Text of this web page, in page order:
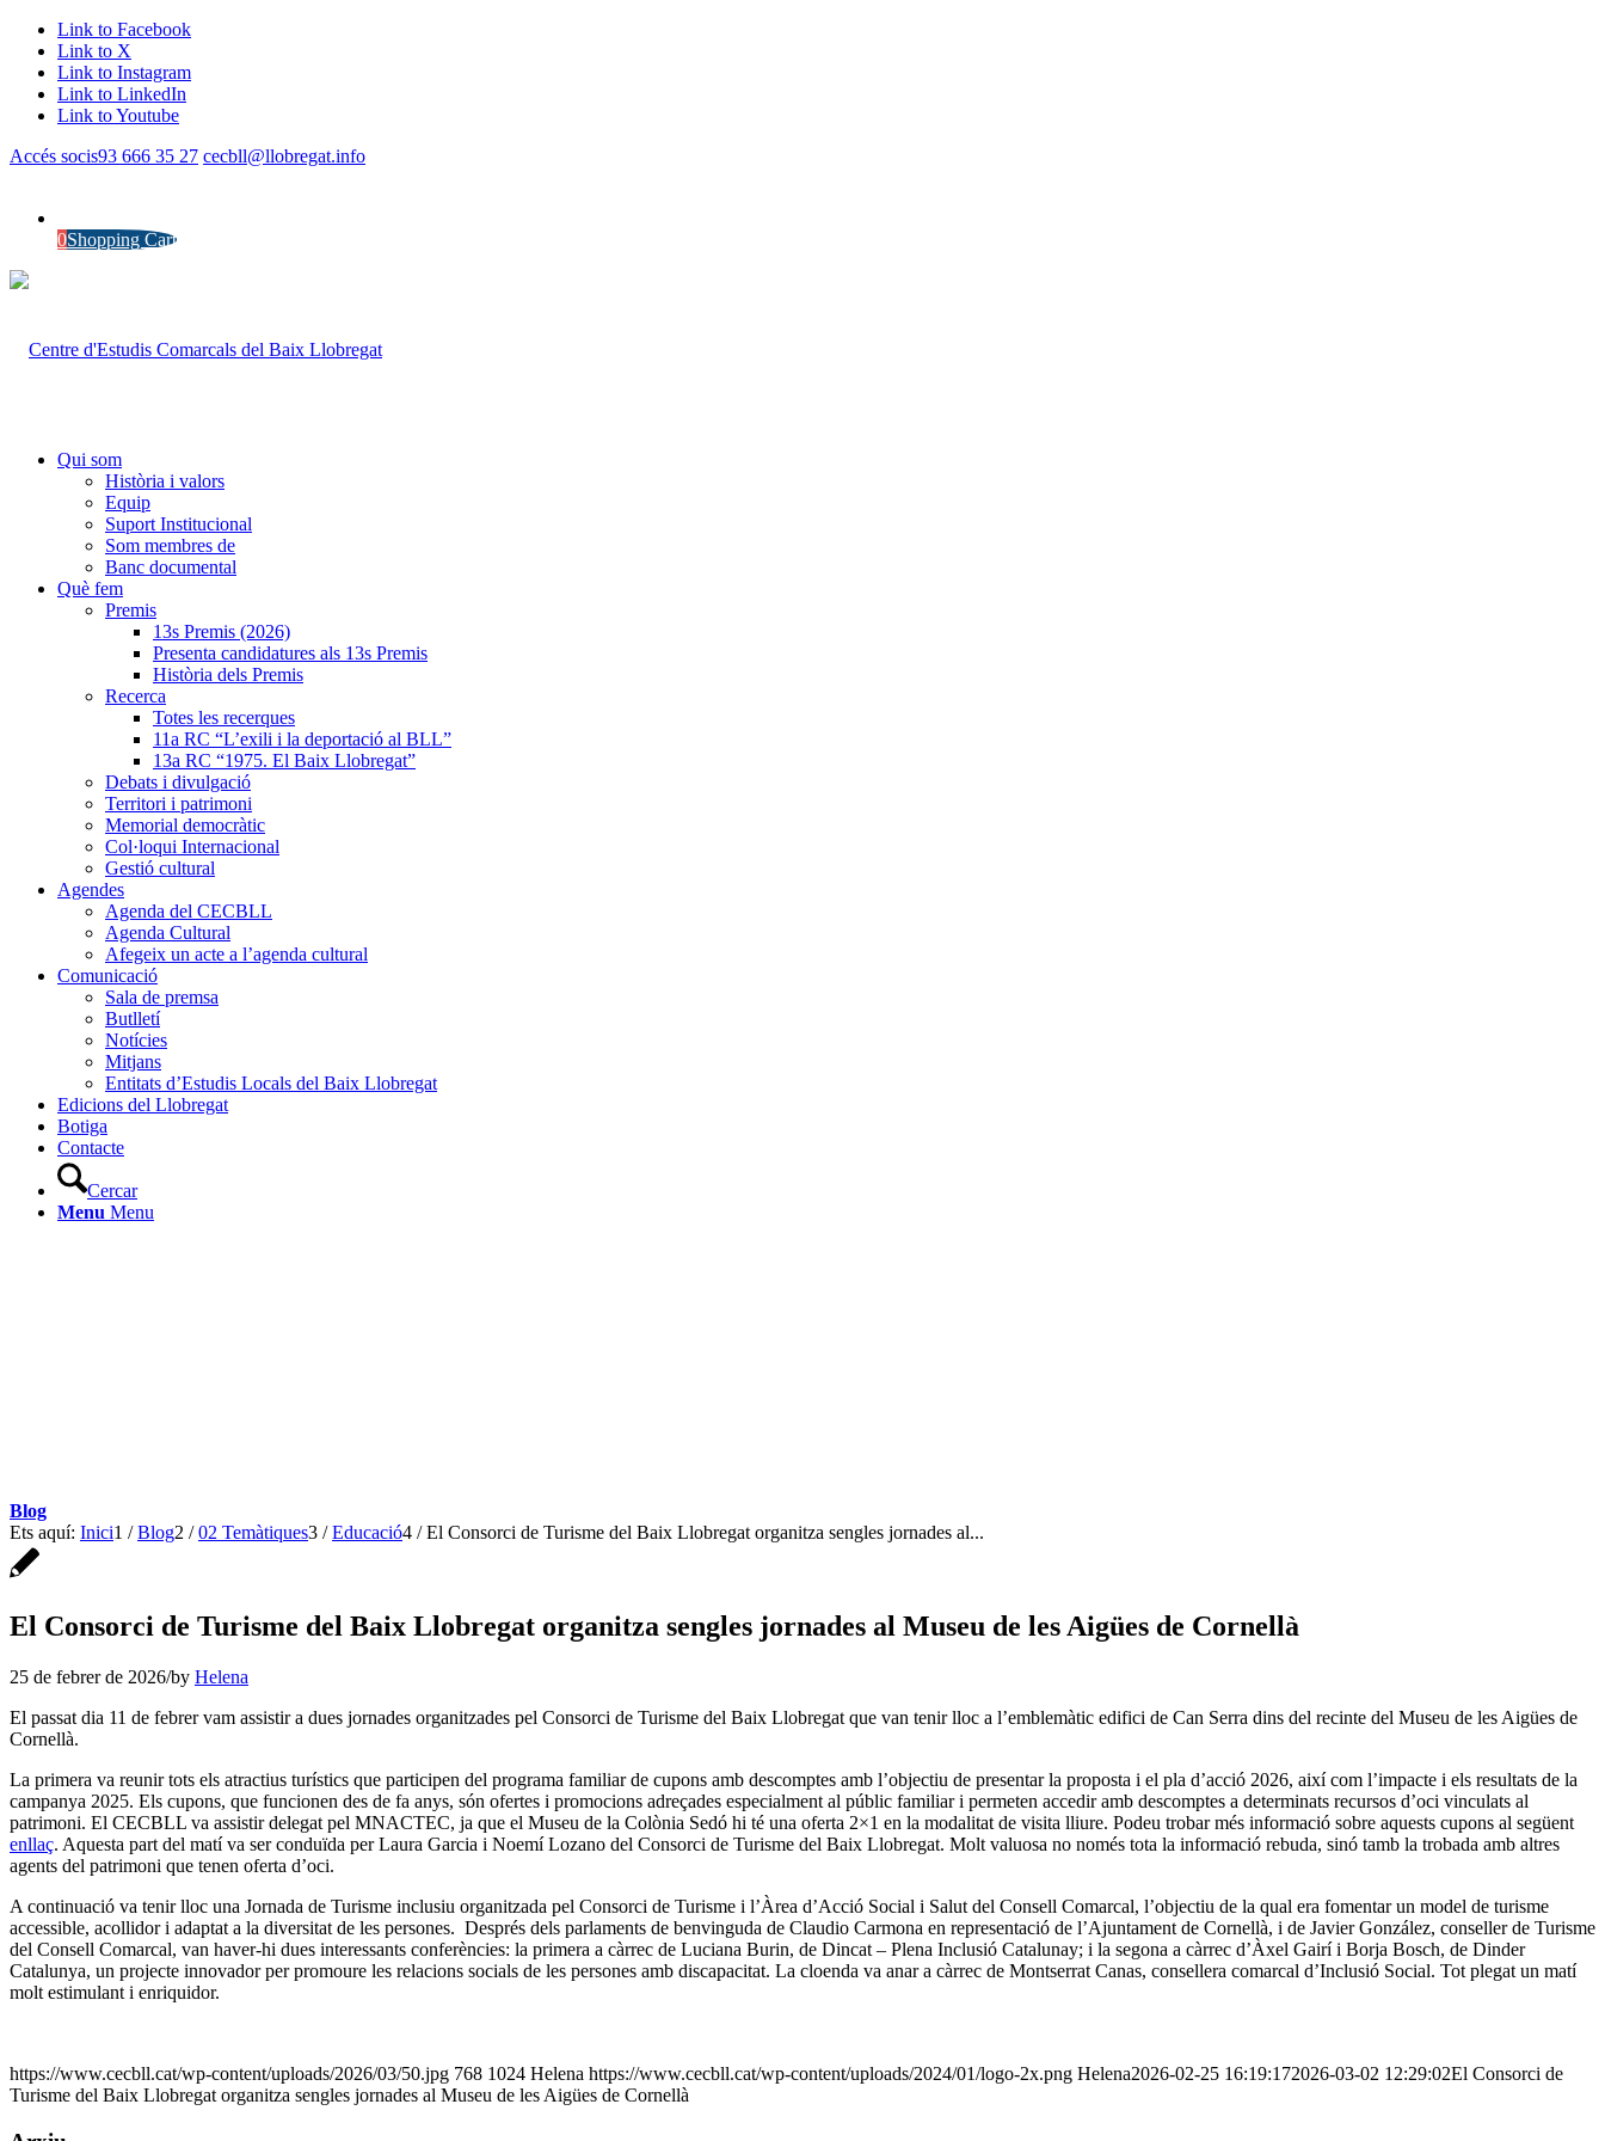
Link to Facebook
Link to X
Link to Instagram
Link to LinkedIn
Link to Youtube
Accés socis93 666 35 27 cecbll@llobregat.info
0Shopping Cart
Qui som
Història i valors
Equip
Suport Institucional
Som membres de
Banc documental
Què fem
Premis
13s Premis (2026)
Presenta candidatures als 13s Premis
Història dels Premis
Recerca
Totes les recerques
11a RC “L’exili i la deportació al BLL”
13a RC “1975. El Baix Llobregat”
Debats i divulgació
Territori i patrimoni
Memorial democràtic
Col·loqui Internacional
Gestió cultural
Agendes
Agenda del CECBLL
Agenda Cultural
Afegeix un acte a l’agenda cultural
Comunicació
Sala de premsa
Butlletí
Notícies
Mitjans
Entitats d’Estudis Locals del Baix Llobregat
Edicions del Llobregat
Botiga
Contacte
Cercar
Menu Menu
Blog
Ets aquí: Inici1 / Blog2 / 02 Temàtiques3 / Educació4 / El Consorci de Turisme del Baix Llobregat organitza sengles jornades al...
El Consorci de Turisme del Baix Llobregat organitza sengles jornades al Museu de les Aigües de Cornellà
25 de febrer de 2026/by Helena
El passat dia 11 de febrer vam assistir a dues jornades organitzades pel Consorci de Turisme del Baix Llobregat que van tenir lloc a l’emblemàtic edifici de Can Serra dins del recinte del Museu de les Aigües de
Cornellà.
La primera va reunir tots els atractius turístics que participen del programa familiar de cupons amb descomptes amb l’objectiu de presentar la proposta i el pla d’acció 2026, així com l’impacte i els resultats de la
campanya 2025. Els cupons, que funcionen des de fa anys, són ofertes i promocions adreçades especialment al públic familiar i permeten accedir amb descomptes a determinats recursos d’oci vinculats al
patrimoni. El CECBLL va assistir delegat pel MNACTEC, ja que el Museu de la Colònia Sedó hi té una oferta 2×1 en la modalitat de visita lliure. Podeu trobar més informació sobre aquests cupons al següent
enllaç. Aquesta part del matí va ser conduïda per Laura Garcia i Noemí Lozano del Consorci de Turisme del Baix Llobregat. Molt valuosa no només tota la informació rebuda, sinó tamb la trobada amb altres
agents del patrimoni que tenen oferta d’oci.
A continuació va tenir lloc una Jornada de Turisme inclusiu organitzada pel Consorci de Turisme i l’Àrea d’Acció Social i Salut del Consell Comarcal, l’objectiu de la qual era fomentar un model de turisme
accessible, acollidor i adaptat a la diversitat de les persones. Després dels parlaments de benvinguda de Claudio Carmona en representació de l’Ajuntament de Cornellà, i de Javier González, conseller de Turisme
del Consell Comarcal, van haver-hi dues interessants conferències: la primera a càrrec de Luciana Burin, de Dincat – Plena Inclusió Catalunay; i la segona a càrrec d’Àxel Gairí i Borja Bosch, de Dinder
Catalunya, un projecte innovador per promoure les relacions socials de les persones amb discapacitat. La cloenda va anar a càrrec de Montserrat Canas, consellera comarcal d’Inclusió Social. Tot plegat un matí
molt estimulant i enriquidor.
https://www.cecbll.cat/wp-content/uploads/2026/03/50.jpg 768 1024 Helena https://www.cecbll.cat/wp-content/uploads/2024/01/logo-2x.png Helena2026-02-25 16:19:172026-03-02 12:29:02El Consorci de
Turisme del Baix Llobregat organitza sengles jornades al Museu de les Aigües de Cornellà